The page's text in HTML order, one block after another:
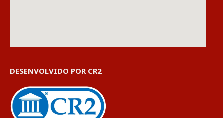
DESENVOLVIDO POR CR2